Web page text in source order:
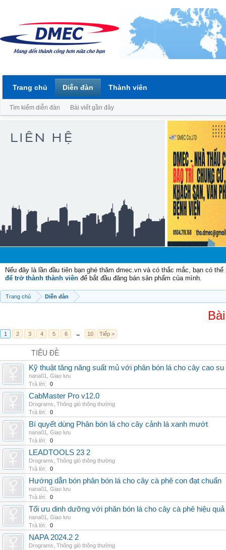
Nếu đây là lần đầu tiên bạn ghé thăm dmec.vn và có thắc mắc, bạn có
để trở thành thành viên để bắt đầu đăng bán sản phẩm của mình.
Trang chủ Diễn đàn
1 2 3 4 5 6 → 10 Tiếp >
TIÊU ĐỀ
Kỹ thuật tăng năng suất mủ với phân bón lá cho cây cao su
nana01
Giao lưu
Trả lời:
0
CabMaster Pro v12.0
Drograms Thông gió thông thường
Trả lời:
0
Bí quyết dùng Phân bón lá cho cây cảnh lá xanh mướt
nana01
Giao lưu
Trả lời:
0
LEADTOOLS 23 2
Drograms Thông gió thông thường
Trả lời:
0
Hướng dẫn bón phân bón lá cho cây cà phê con đạt chuẩn
nana01
Giao lưu
Trả lời:
0
Tối ưu dinh dưỡng với phân bón lá cho cây cà phê hiệu quả
nana01
Giao lưu
Trả lời:
0
NAPA 2024.2 2
Drograms Thông gió thông thường
Trang chủ Diễn đàn
Tìm kiếm diễn đàn Bài viết gần đây
Thành viên